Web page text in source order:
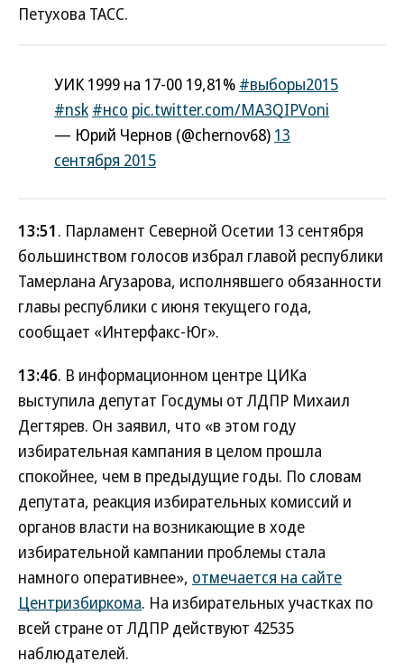
Петухова ТАСС.
УИК 1999 на 17-00 19,81% #выборы2015
#nsk #нсо pic.twitter.com/MA3QIPVoni
— Юрий Чернов (@chernov68) 13
сентября 2015
13:51. Парламент Северной Осетии 13 сентября
большинством голосов избрал главой республики
Тамерлана Агузарова, исполнявшего обязанности
главы республики с июня текущего года,
сообщает «Интерфакс-Юг».
13:46. В информационном центре ЦИКа
выступила депутат Госдумы от ЛДПР Михаил
Дегтярев. Он заявил, что «в этом году
избирательная кампания в целом прошла
спокойнее, чем в предыдущие годы. По словам
депутата, реакция избирательных комиссий и
органов власти на возникающие в ходе
избирательной кампании проблемы стала
намного оперативнее», отмечается на сайте
Центризбиркома. На избирательных участках по
всей стране от ЛДПР действуют 42535
наблюдателей.